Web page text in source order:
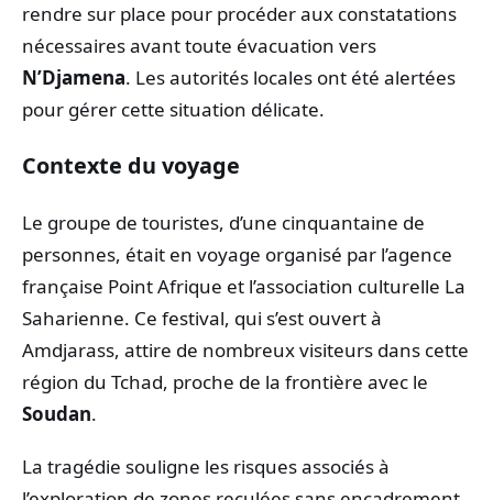
rendre sur place pour procéder aux constatations
nécessaires avant toute évacuation vers
N’Djamena. Les autorités locales ont été alertées
pour gérer cette situation délicate.
Contexte du voyage
Le groupe de touristes, d’une cinquantaine de
personnes, était en voyage organisé par l’agence
française Point Afrique et l’association culturelle La
Saharienne. Ce festival, qui s’est ouvert à
Amdjarass, attire de nombreux visiteurs dans cette
région du Tchad, proche de la frontière avec le
Soudan.
La tragédie souligne les risques associés à